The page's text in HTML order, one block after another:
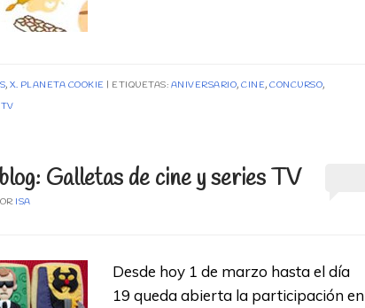
, X. PLANETA COOKIE ETIQUETAS: ANIVERSARIO, CINE, CONCURSO,
Galletas de cine y series TV
ISA
Desde hoy 1 de marzo hasta el día
19 queda abierta la participación en